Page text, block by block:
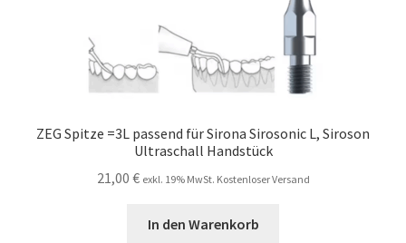
ZEG Spitze =3L passend für Sirona Sirosonic L, Siroson
Ultraschall Handstück
21,00 € exkl. 19% MwSt. Kostenloser Versand
In den Warenkorb